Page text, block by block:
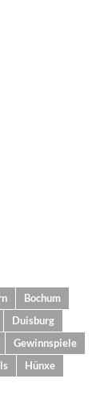
Bochum
Duisburg
Gewinnspiele
Hünxe